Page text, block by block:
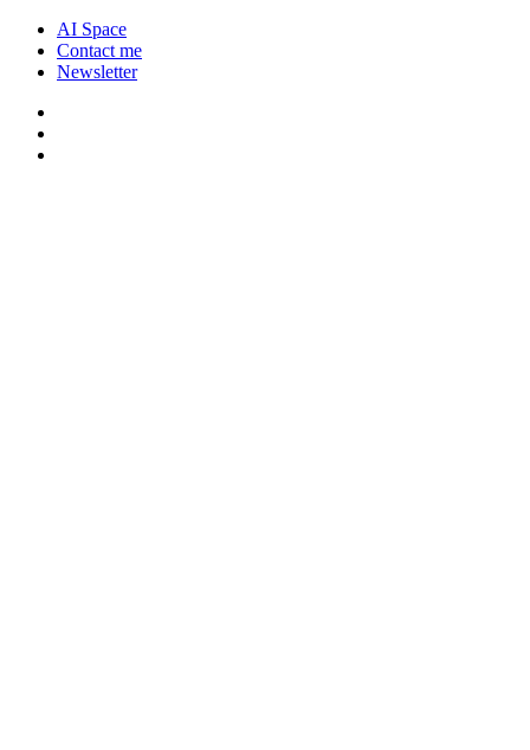
AI Space
Contact me
Newsletter